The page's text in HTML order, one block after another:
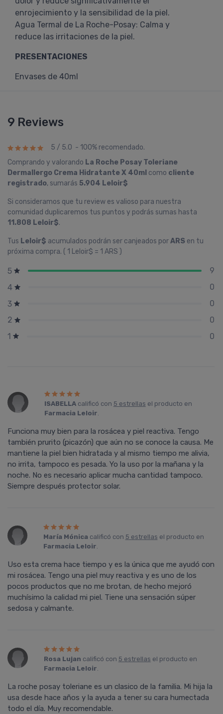
enrojecimiento y la sensibilidad de la piel.
Agua Termal de La Roche-Posay: Calma y
reduce las irritaciones de la piel.
PRESENTACIONES
Envases de 40ml
9 Reviews
5 / 5.0 - 100% recomendado.
Comprando y valorando La Roche Posay Toleriane
Dermallergo Crema Hidratante X 40ml como cliente
registrado, sumarás 5.904 Leloir$
Si consideramos que tu review es valioso para nuestra
comunidad duplicaremos tus puntos y podrás sumas hasta
11.808 Leloir$.
Tus Leloir$ acumulados podrán ser canjeados porARS en tu
próxima compra. ( 1 Leloir$ = 1 ARS )
5
9
4
0
3
0
2
0
1
0
ISABELLAcalificó con 5 estrellas el producto en
Farmacia Leloir.
Funciona muy bien para la rosácea y piel reactiva. Tengo
también prurito (picazón) que aún no se conoce la causa. Me
mantiene la piel bien hidratada y al mismo tiempo me alivia,
no irrita, tampoco es pesada. Yo la uso por la mañana y la
noche. No es necesario aplicar mucha cantidad tampoco.
Siempre después protector solar.
Marí­a Mónica calificó con 5 estrellas el producto en
Farmacia Leloir.
Uso esta crema hace tiempo y es la única que me ayudó con
mi rosácea. Tengo una piel muy reactiva y es uno de los
pocos productos que no me brotan, de hecho mejoró
muchísimo la calidad mi piel. Tiene una sensación súper
sedosa y calmante.
Rosa Lujan calificó con 5 estrellas el producto en
Farmacia Leloir.
La roche posay toleriane es un clasico de la familia. Mi hija la
usa desde hace años y la ayuda a tener su cara humectada
todo el día. Muy recomendable.